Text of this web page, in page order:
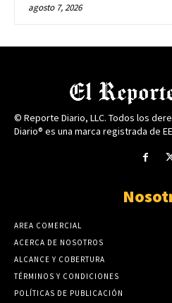
agosto 7, 2026
© Reporte Diario, LLC. Todos los
Diario® es una marca registrada de
AREA COMERCIAL
ACERCA DE NOSOTROS
ALCANCE Y COBERTURA
TÉRMINOS Y CONDICIONES
POLÍTICAS DE PUBLICACIÓN